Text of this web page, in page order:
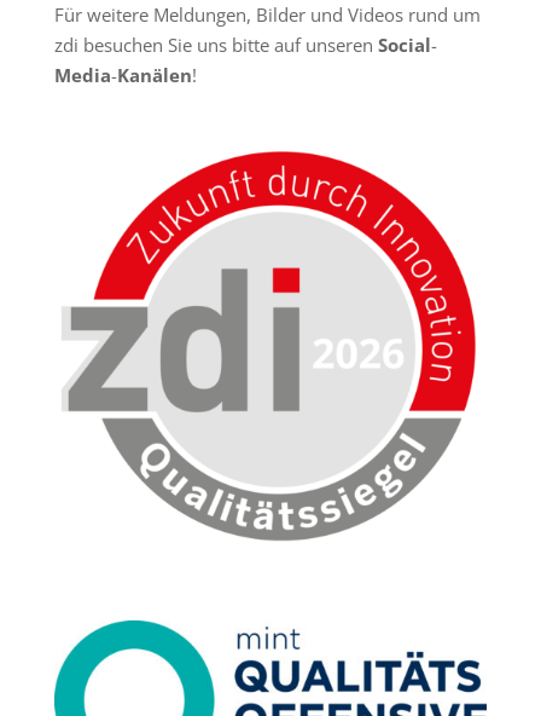
Für weitere Meldungen, Bilder und Videos rund um
zdi besuchen Sie uns bitte auf unseren Social-
Media-Kanälen!